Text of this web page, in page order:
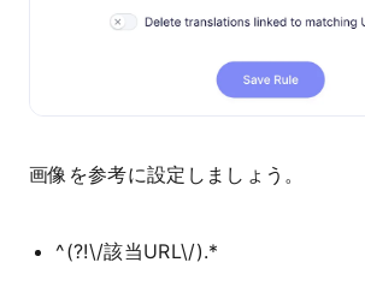
画像を参考に設定しましょう。
^(?!\/該当URL\/).*